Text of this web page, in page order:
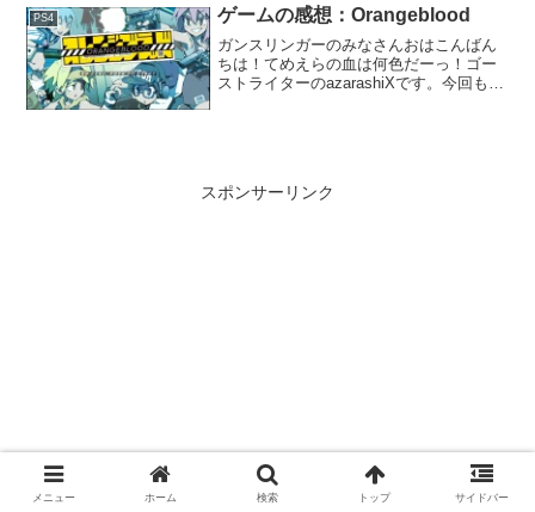
ールドRPG、Outwardだ！
PS4 ゲームの感想：Orangeblood
ガンスリンガーのみなさんおはこんばん
ちは！てめえらの血は何色だーっ！ゴー
ストライターのazarashiXです。今回も遊
スポンサーリンク
メニュー ホーム 検索 トップ サイドバー